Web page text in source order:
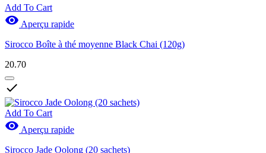
Add To Cart
 Aperçu rapide
Sirocco Boîte à thé moyenne Black Chai (120g)
20.70

Add To Cart
 Aperçu rapide
Sirocco Jade Oolong (20 sachets)